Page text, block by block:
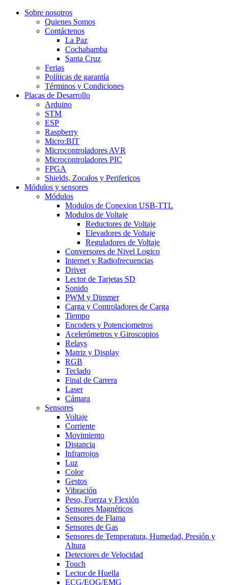
Sobre nosotros
Quienes Somos
Contáctenos
La Paz
Cochabamba
Santa Cruz
Ferias
Políticas de garantía
Términos y Condiciones
Placas de Desarrollo
Arduino
STM
ESP
Raspberry
Micro:BIT
Microcontroladores AVR
Microcontroladores PIC
FPGA
Shields, Zocalos y Perifericos
Módulos y sensores
Módulos
Modulos de Conexion USB-TTL
Modulos de Voltaje
Reductores de Voltaje
Elevadores de Voltaje
Reguladores de Voltaje
Conversores de Nivel Logico
Internet y Radiofrecuencias
Driver
Lector de Tarjetas SD
Sonido
PWM y Dimmer
Carga y Controladores de Carga
Tiempo
Encoders y Potenciometros
Acelerómetros y Giroscopios
Relays
Matriz y Display
RGB
Teclado
Final de Carrera
Laser
Cámara
Sensores
Voltaje
Corriente
Movimiento
Distancia
Infrarrojos
Luz
Color
Gestos
Vibración
Peso, Fuerza y Flexión
Sensores Magnéticos
Sensores de Flama
Sensores de Gas
Sensores de Temperatura, Humedad, Presión y
Altura
Detectores de Velocidad
Touch
Lector de Huella
ECG/EQG/EMG